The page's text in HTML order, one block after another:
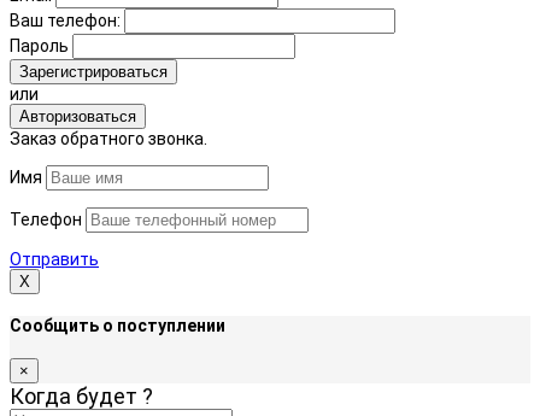
Ваш телефон:
Пароль
Зарегистрироваться
или
Авторизоваться
Заказ обратного звонка.
Имя
Телефон
Отправить
Х
Сообщить о поступлении
×
Когда будет ?